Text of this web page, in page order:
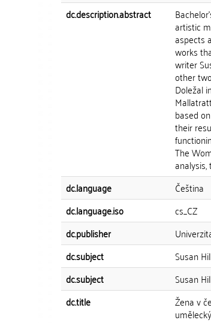
dc.description.abstract
artistic
aspects
works
writer
other
Doležal
based
their
The
dc.language Čeština
dc.language.iso
cs_CZ
dc.publisher
dc.subject
Susan
dc.subject
Susan
dc.title
Žena v